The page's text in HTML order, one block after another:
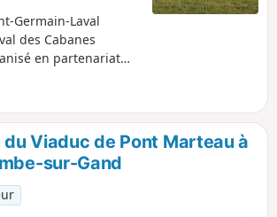
Germain-Laval
des Cabanes
en partenariat
associations
Ce circuit vous
les 3 cabanes, le
les bords de l'Aix...
Viaduc de Pont Marteau à
sur-Gand